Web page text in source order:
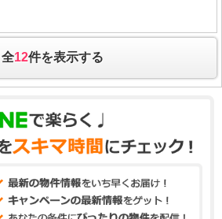
全12件を表示する